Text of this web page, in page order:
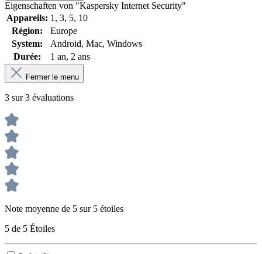
Eigenschaften von "Kaspersky Internet Security"
Appareils: 1 , 3, 5, 10
Région:
Europe
System:
Android, Mac, Windows
Durée:
1 an, 2 ans
Fermer le menu
3 sur 3 évaluations
Note moyenne de 5 sur 5 étoiles
5 de 5 Étoiles